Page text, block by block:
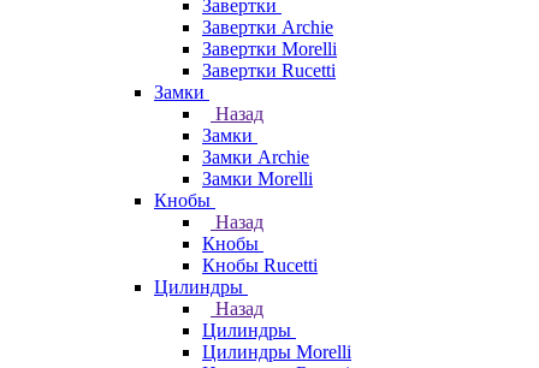
Завертки
Завертки Archie
Завертки Morelli
Завертки Rucetti
Замки
Назад
Замки
Замки Archie
Замки Morelli
Кнобы
Назад
Кнобы
Кнобы Rucetti
Цилиндры
Назад
Цилиндры
Цилиндры Morelli